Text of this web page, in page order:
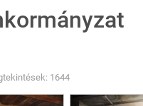
1644